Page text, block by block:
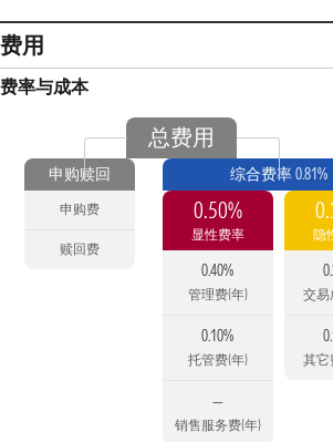
费用
费率与成本
总费用
申购赎回
申购费
赎回费
综合费率 0.81%
0.50%
显性费率
0.40%
管理费(年)
0.10%
托管费(年)
—
销售服务费(年)
隐
交易
其它